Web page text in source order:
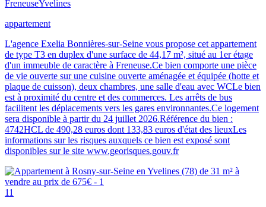
FreneuseYvelines
appartement
L'agence Exelia Bonnières-sur-Seine vous propose cet appartement
de type T3 en duplex d'une surface de 44,17 m², situé au 1er étage
d'un immeuble de caractère à Freneuse.Ce bien comporte une pièce
de vie ouverte sur une cuisine ouverte aménagée et équipée (hotte et
plaque de cuisson), deux chambres, une salle d'eau avec WCLe bien
est à proximité du centre et des commerces. Les arrêts de bus
facilitent les déplacements vers les gares environnantes.Ce logement
sera disponible à partir du 24 juillet 2026.Référence du bien :
4742HCL de 490,28 euros dont 133,83 euros d'état des lieuxLes
informations sur les risques auxquels ce bien est exposé sont
disponibles sur le site www.georisques.gouv.fr
11